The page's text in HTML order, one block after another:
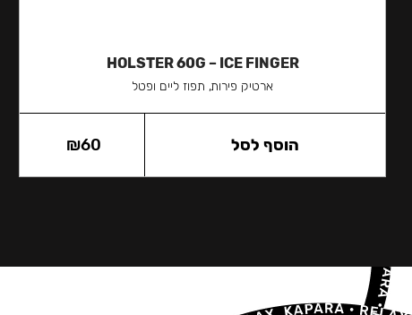
HOLSTER 60G – ICE FINGER
ארטיק פירות, תפוז ליים ופטל
₪60 הוסף לסל